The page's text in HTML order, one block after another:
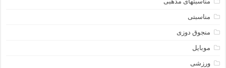
مناسبتی
منجوق دوزی
موبایل
ورزشی